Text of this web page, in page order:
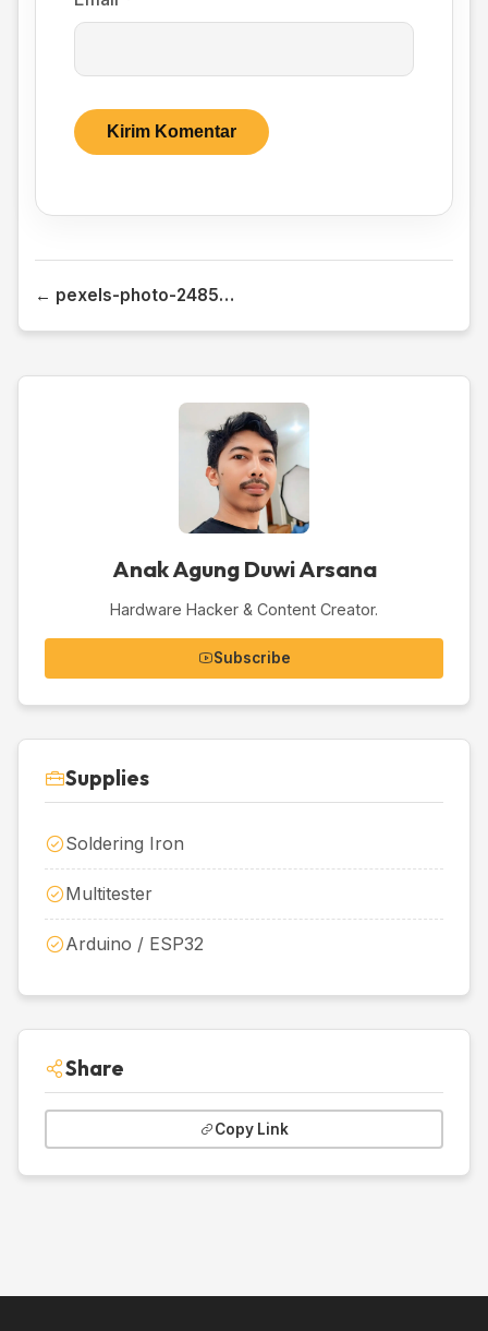
← pexels-photo-248539
Anak Agung Duwi Arsana
Hardware Hacker & Content Creator.
Subscribe
Supplies
Soldering Iron
Multitester
Arduino / ESP32
Share
Copy Link